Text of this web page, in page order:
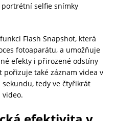
selfie snímky
Flash Snapshot, která
fotoaparátu, a umožňuje
efekty i přirozené odstíny
také záznam videa v
tedy ve čtyřikrát
video.